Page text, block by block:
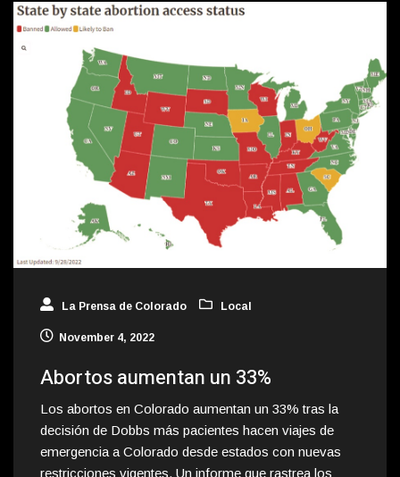
La Prensa de Colorado Local
November 4, 2022
Abortos aumentan un 33%
Los abortos en Colorado aumentan un 33% tras la
decisión de Dobbs más pacientes hacen viajes de
emergencia a Colorado desde estados con nuevas
restricciones vigentes. Un informe que rastrea los